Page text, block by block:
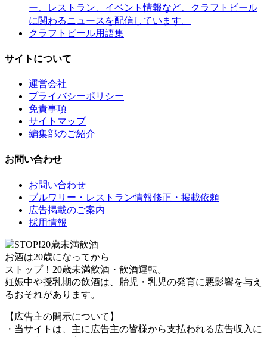
ー、レストラン、イベント情報など、クラフトビール
に関わるニュースを配信しています。
クラフトビール用語集
サイトについて
運営会社
プライバシーポリシー
免責事項
サイトマップ
編集部のご紹介
お問い合わせ
お問い合わせ
ブルワリー・レストラン情報修正・掲載依頼
広告掲載のご案内
採用情報
お酒は20歳になってから
ストップ！20歳未満飲酒・飲酒運転。
妊娠中や授乳期の飲酒は、胎児・乳児の発育に悪影響を与え
るおそれがあります。
【広告主の開示について】
・当サイトは、主に広告主の皆様から支払われる広告収入に